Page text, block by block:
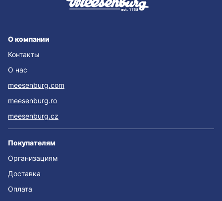
О компании
Контакты
О нас
meesenburg.com
meesenburg.ro
meesenburg.cz
Покупателям
Организациям
Доставка
Оплата